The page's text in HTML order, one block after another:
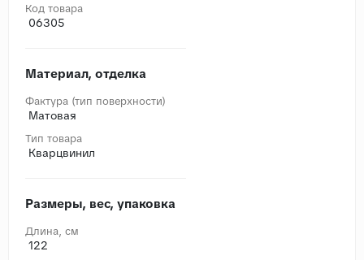
Код товара
06305
Материал, отделка
Фактура (тип поверхности)
Матовая
Тип товара
Кварцвинил
Размеры, вес, упаковка
Длина, cм
122